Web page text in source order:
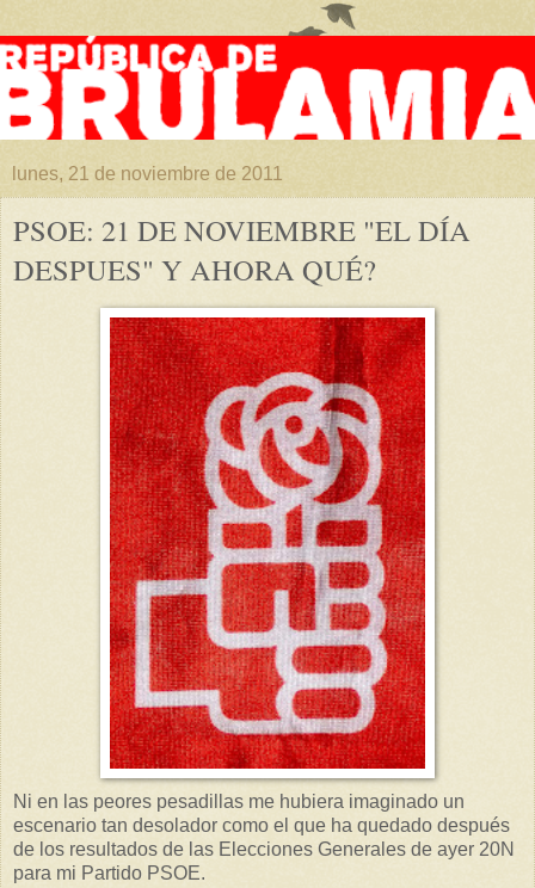
lunes, 21 de noviembre de 2011
PSOE: 21 DE NOVIEMBRE "EL DÍA
DESPUES" Y AHORA QUÉ?
Ni en las peores pesadillas me hubiera imaginado un
escenario tan desolador como el que ha quedado después
de los resultados de las Elecciones Generales de ayer 20N
para mi Partido PSOE.